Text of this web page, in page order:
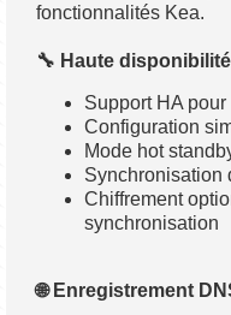
fonctionnalités Kea.
🔧 Haute
Support HA
Configuration
Mode hot
Synchronisation
Chiffrement
synchronisation
🌐 Enregistrement